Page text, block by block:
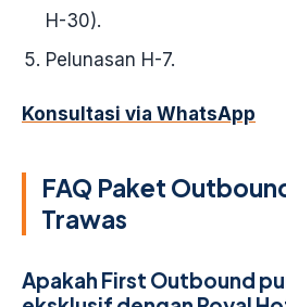
H-30).
Pelunasan H-7.
Konsultasi via WhatsApp
FAQ Paket
Trawas
Apakah First Outbound